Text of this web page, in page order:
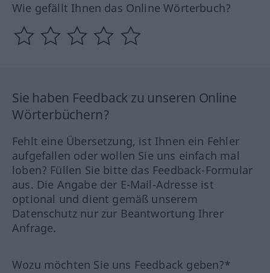
Wie gefällt Ihnen das Online Wörterbuch?
Sie haben Feedback zu unseren Online
Wörterbüchern?
Fehlt eine Übersetzung, ist Ihnen ein Fehler
aufgefallen oder wollen Sie uns einfach mal
loben? Füllen Sie bitte das Feedback-Formular
aus. Die Angabe der E-Mail-Adresse ist
optional und dient gemäß unserem
Datenschutz nur zur Beantwortung Ihrer
Anfrage.
Wozu möchten Sie uns Feedback geben?*